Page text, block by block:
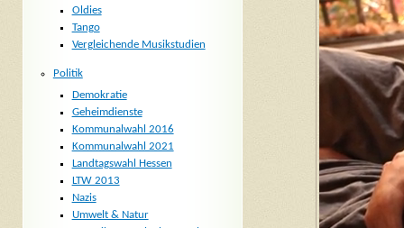
Oldies
Tango
Vergleichende Musikstudien
Politik
Demokratie
Geheimdienste
Kommunalwahl 2016
Kommunalwahl 2021
Landtagswahl Hessen
LTW 2013
Nazis
Umwelt & Natur